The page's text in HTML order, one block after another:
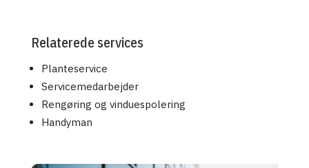
Relaterede services
Planteservice
Servicemedarbejder
Rengøring og vinduespolering
Handyman